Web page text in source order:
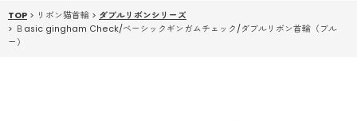
TOP > リボン猫首輪 > ダブルリボンシリーズ
> Ｂasic gingham Check/ベーシックギンガムチェック/ダブルリボン首輪（ブル
ー）